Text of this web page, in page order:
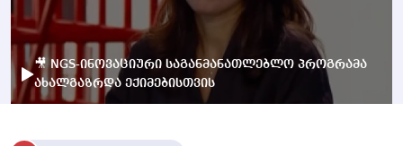
🎥 NGS-ინოვაციური საგანმანათლებლო პროგრამა
ახალგაზრდა ექიმებისთვის